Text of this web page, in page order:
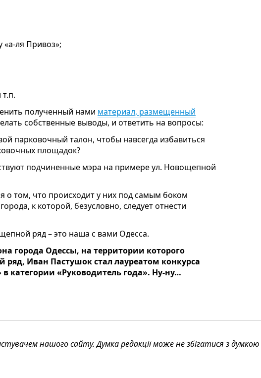
«а-ля Привоз»;
полученный нами материал, размещенный
собственные выводы, и ответить на вопросы:
парковочный талон, чтобы навсегда избавиться
площадок?
подчиненные мэра на примере ул. Новощепной
о том, что происходит у них под самым боком
к которой, безусловно, следует отнести
ряд – это наша с вами Одесса.
города Одессы, на территории которого
Иван Пастушок стал лауреатом конкурса
категории «Руководитель года». Ну-ну…
нашого сайту. Думка редакції може не збігатися з думкою